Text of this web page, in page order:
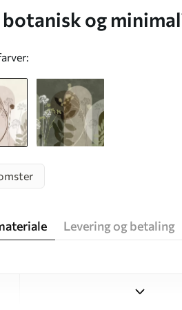
og
geometriske former
Levering og betaling